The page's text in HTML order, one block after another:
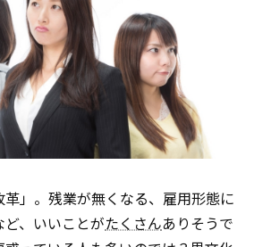
」。残業が無くなる、雇用形態に
、いいことがたくさんありそうで